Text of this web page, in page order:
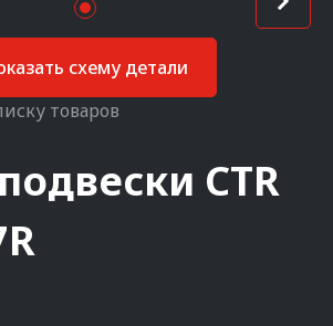
схему детали
товаров
CTR